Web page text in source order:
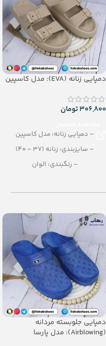
دمپایی زنانه (EVA): مدل کاسپین
306,800تومان
– دمپایی زنانه: مدل کاسپین
– سایزبندی: زنانه (37 – 40)
– رنگبندی: الوان
– جنس: EVA
دمپایی جلوبسته مردانه
(Airblowing): مدل پارسا